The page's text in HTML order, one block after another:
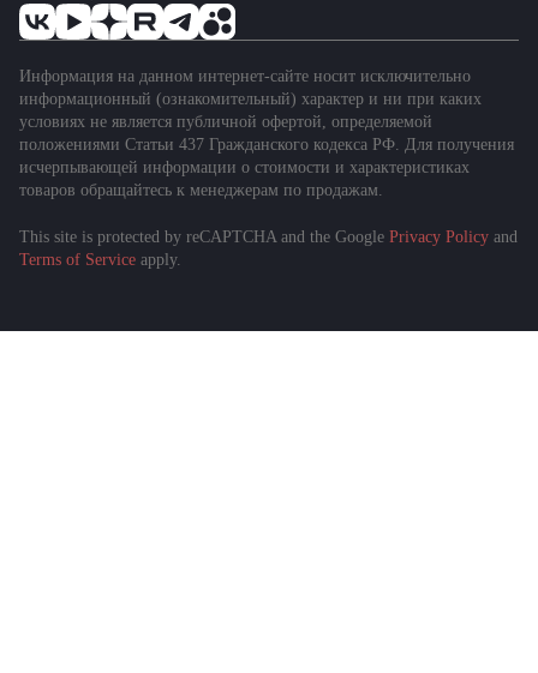
Информация на данном интернет-сайте носит исключительно
информационный (ознакомительный) характер и ни при каких
условиях не является публичной офертой, определяемой
положениями Статьи 437 Гражданского кодекса РФ. Для получения
исчерпывающей информации о стоимости и характеристиках
товаров обращайтесь к менеджерам по продажам.
This site is protected by reCAPTCHA and the Google Privacy Policy and
Terms of Service apply.